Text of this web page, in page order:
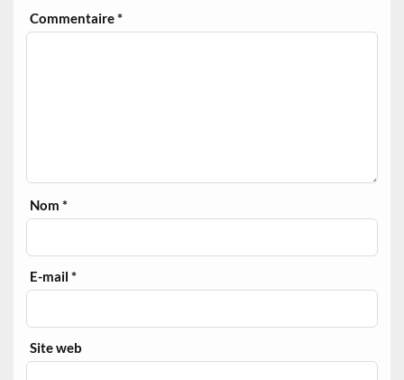
Commentaire*
Nom*
E-mail*
Site web